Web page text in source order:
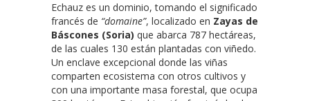
Echauz es un dominio, tomando el significado
francés de “domaine”, localizado en Zayas de
Báscones (Soria) que abarca 787 hectáreas,
de las cuales 130 están plantadas con viñedo.
Un enclave excepcional donde las viñas
comparten ecosistema con otros cultivos y
con una importante masa forestal, que ocupa